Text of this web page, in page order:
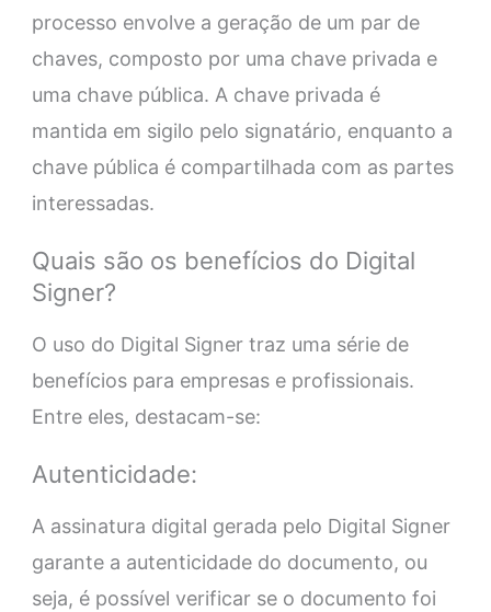
processo envolve a geração de um par de
chaves, composto por uma chave privada e
uma chave pública. A chave privada é
mantida em sigilo pelo signatário, enquanto a
chave pública é compartilhada com as partes
interessadas.
Quais são os benefícios do Digital
Signer?
O uso do Digital Signer traz uma série de
benefícios para empresas e profissionais.
Entre eles, destacam-se:
Autenticidade:
A assinatura digital gerada pelo Digital Signer
garante a autenticidade do documento, ou
seja, é possível verificar se o documento foi